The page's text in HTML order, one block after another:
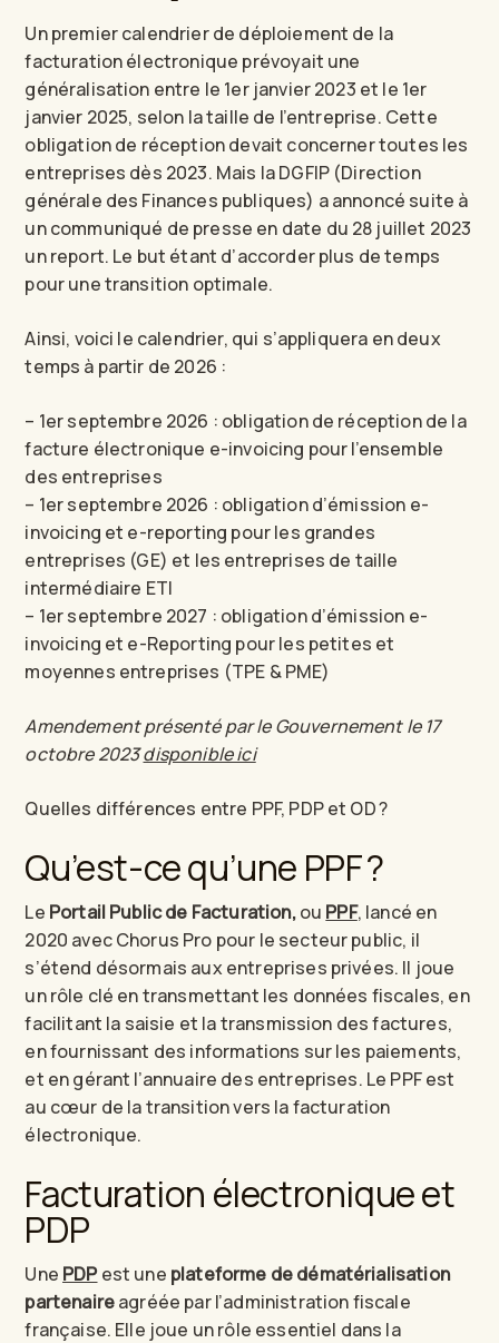
Un premier calendrier de déploiement de la
facturation électronique prévoyait une
généralisation entre le 1er janvier 2023 et le 1er
janvier 2025, selon la taille de l’entreprise. Cette
obligation de réception devait concerner toutes les
entreprises dès 2023. Mais la DGFIP (Direction
générale des Finances publiques) a annoncé suite à
un communiqué de presse en date du 28 juillet 2023
un report. Le but étant d’accorder plus de temps
pour une transition optimale.
Ainsi, voici le calendrier, qui s’appliquera en deux
temps à partir de 2026 :
– 1er septembre 2026 : obligation de réception de la
facture électronique e-invoicing pour l’ensemble
des entreprises
– 1er septembre 2026 : obligation d’émission e-
invoicing et e-reporting pour les grandes
entreprises (GE) et les entreprises de taille
intermédiaire ETI
– 1er septembre 2027 : obligation d’émission e-
invoicing et e-Reporting pour les petites et
moyennes entreprises (TPE & PME)
Amendement présenté par le Gouvernement le 17
octobre 2023disponible ici
Quelles différences entre PPF, PDP et OD ?
Qu’est-ce qu’une PPF ?
Le Portail Public de Facturation,ou PPF, lancé en
2020 avec Chorus Pro pour le secteur public, il
s’étend désormais aux entreprises privées. Il joue
un rôle clé en transmettant les données fiscales, en
facilitant la saisie et la transmission des factures,
en fournissant des informations sur les paiements,
et en gérant l’annuaire des entreprises. Le PPF est
au cœur de la transition vers la facturation
électronique.
Facturation électronique et
PDP
Une PDPest une plateforme de dématérialisation
partenaireagréée par l’administration fiscale
française. Elle joue un rôle essentiel dans la